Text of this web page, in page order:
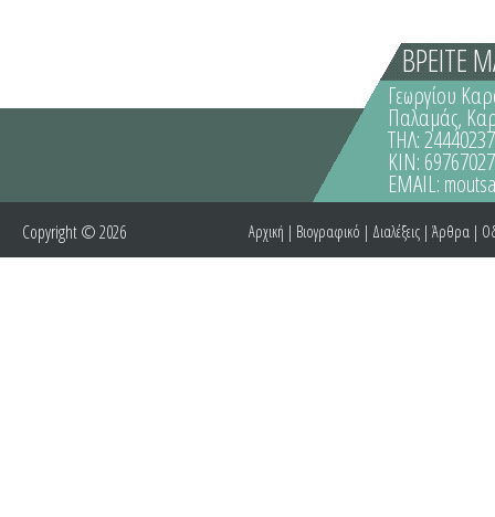
ΒΡΕΙΤΕ
Γεωργίου
Παλαμάς,
ΤΗΛ:
ΚΙΝ:
EMAIL:
Copyright © 2026 Αρχική | Βιογραφικό | Διαλέξεις | Άρθρα |